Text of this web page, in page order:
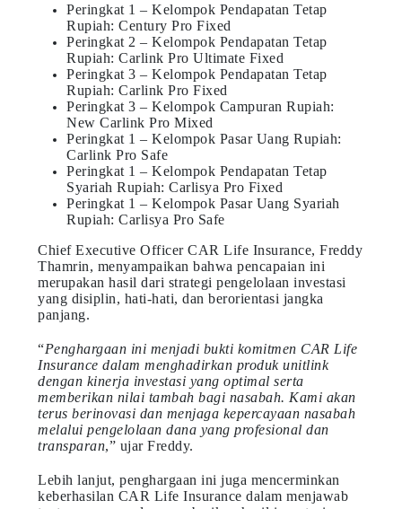
Peringkat 1 – Kelompok Pendapatan Tetap
Rupiah: Century Pro Fixed
Peringkat 2 – Kelompok Pendapatan Tetap
Rupiah: Carlink Pro Ultimate Fixed
Peringkat 3 – Kelompok Pendapatan Tetap
Rupiah: Carlink Pro Fixed
Peringkat 3 – Kelompok Campuran Rupiah:
New Carlink Pro Mixed
Peringkat 1 – Kelompok Pasar Uang Rupiah:
Carlink Pro Safe
Peringkat 1 – Kelompok Pendapatan Tetap
Syariah Rupiah: Carlisya Pro Fixed
Peringkat 1 – Kelompok Pasar Uang Syariah
Rupiah: Carlisya Pro Safe
Chief Executive Officer CAR Life Insurance, Freddy
Thamrin, menyampaikan bahwa pencapaian ini
merupakan hasil dari strategi pengelolaan investasi
yang disiplin, hati-hati, dan berorientasi jangka
panjang.
“Penghargaan ini menjadi bukti komitmen CAR Life
Insurance dalam menghadirkan produk unitlink
dengan kinerja investasi yang optimal serta
memberikan nilai tambah bagi nasabah. Kami akan
terus berinovasi dan menjaga kepercayaan nasabah
melalui pengelolaan dana yang profesional dan
transparan,” ujar Freddy.
Lebih lanjut, penghargaan ini juga mencerminkan
keberhasilan CAR Life Insurance dalam menjawab